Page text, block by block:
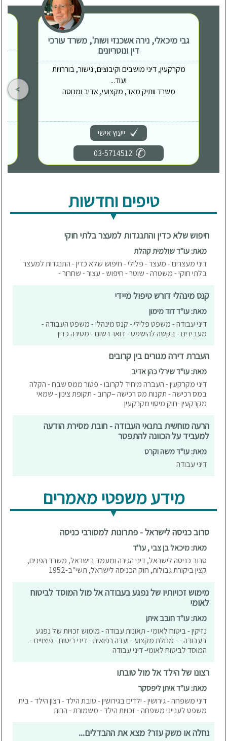
גבי מיכאלי, נירה אשכנזי ושות', משרד עורכי
דין ונוטריונים
מקרקעין, דיני מושבים וקיבוצים, גישור, בוררויות
ועוד...
משרד וותיק מאד, מקצועי, אדיב ומנוסה
ייעוץ אישי
03-5714512
טיפים וחדשות
חיפוש שלא כדין והתנגדות למעצר בלתי חוקי
מאת: עו"ד שולמית קהלת
דיני מעצרים - מעצר - פלילי - חיפוש שלא כדין - התנגדות למעצר
בלתי חוקי - משטרה - שוטר - חיפוש - עצור - שחרור -
קנס מינהלי דורש טיפול מיידי
מאת: עו"ד דוד מימון
דיני עבודה - משפט פלילי - קנס מינהלי - משפט העבודה -
מעבידים - בקשה להישפט - דואר רשום - מסירה כדין
העברת דירה מגורים בין קרובים
מאת: עו"ד שירלי כהן אדיב
דיני מקרקעין - העברה מיחיד לקרובו - פטור ממס שבח - הקלה
במס רכישה - תקנות מס רכישה –קרוב - תקופת צינון - שמאי
מקרקעין -חוק מיסוי מקרקעין
הרעה מוחשית בתנאי העבודה - חובת מסירת הודעה
למעביד על הכוונה להתפטר
מאת: עו"ד משה וקרט
דיני עבודה
מידע משפטי מאמרים
סרוב כניסה לישראל - פתרונות למסורבי כניסה
מאת: מיכאל בן צבי , עו"ד
סרוב כניסה לישראל, דיני הגירה ומעמד בישראל, משרד הפנים,
קצין ביקורת גבולות, חוק הכניסה לישראל, תשי"ב-1952
מימוש זכויותיו של נפגע בעבודה אל מול המוסד לביטוח
לאומי
מאת: עו"ד חובב איתן
נזיקין - ביטוח לאומי - תאונות עבודה - מימוש זכויות של נפגע
בעבודה - - מחלת מקצוע - ועדה רפואית - דיני ביטוח - פיצויים -
המוסד לביטוח לאומי- דיני עבודה
רצונו של הילד אל מול טובתו
מאת: עו"ד איתן ליפסקר
דיני משפחה - גירושין - ילדים בגירושין - טובת הילד - רצון הילד - בית
משפט לענייני משפחה - זכויות הילד - משמורת - הרות
נחלה או משק עזר? מצא את ההבדלים...